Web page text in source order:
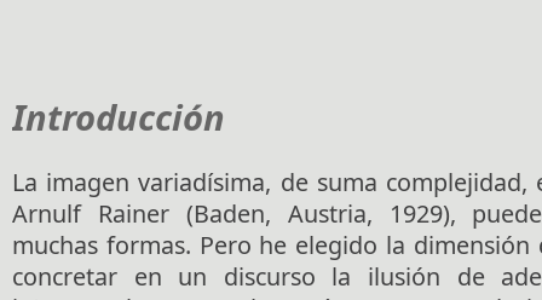
Introducción
La imagen variadísima, de suma
Arnulf Rainer (Baden, Austria, 1929),
muchas formas. Pero he elegido la
concretar en un discurso la ilusión de